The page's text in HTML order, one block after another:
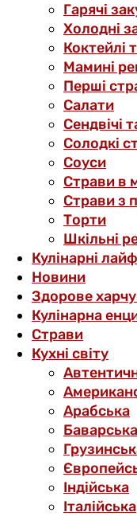
Гарячі
Холодні
Коктейлі
Мамині
Перші
Салати
Сендвічі
Солодкі
Соуси
Страви в
Страви з
Торти
Шкільні
Кулінарні
Новини
Здорове
Кулінарна
Страви
Кухні світу
Арабська
Баварська
Індійська
Італійська